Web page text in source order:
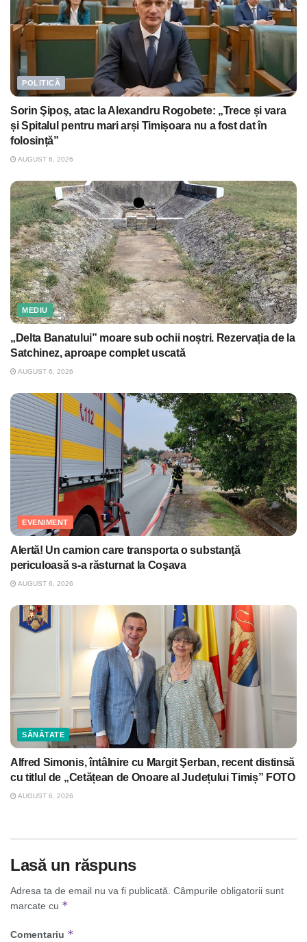
POLITICĂ
Sorin Şipoş, atac la Alexandru Rogobete: „Trece și vara
și Spitalul pentru mari arși Timișoara nu a fost dat în
folosință”
AUGUST 6, 2026
MEDIU
„Delta Banatului” moare sub ochii noștri. Rezervația de la
Satchinez, aproape complet uscată
AUGUST 6, 2026
EVENIMENT
Alertă! Un camion care transporta o substanţă
periculoasă s-a răsturnat la Coşava
AUGUST 6, 2026
SĂNĂTATE
Alfred Simonis, întâlnire cu Margit Şerban, recent distinsă
cu titlul de „Cetățean de Onoare al Județului Timiș” FOTO
AUGUST 6, 2026
Lasă un răspuns
Adresa ta de email nu va fi publicată. Câmpurile obligatorii sunt
marcate cu *
Comentariu *